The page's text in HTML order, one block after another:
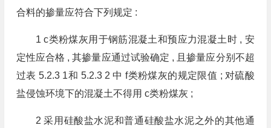
合料的掺量应符合下列规定 :
1 c类粉煤灰用于钢筋混凝土和预应力混凝土时 , 安
定性应合格 , 其掺量应通过试验确定 , 且掺量应分别不超
过表 5.2.3 1和 5.2.3 2 中 f类粉煤灰的规定限值 ; 对硫酸
盐侵蚀环境下的混凝土不得用 c类粉煤灰 ;
2 采用硅酸盐水泥和普通硅酸盐水泥之外的其他通